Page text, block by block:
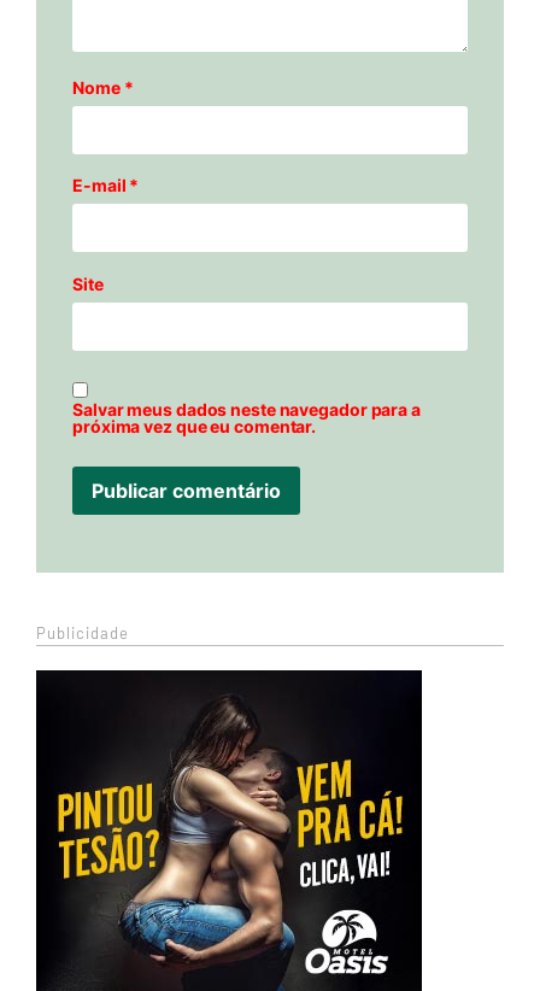
Nome *
E-mail *
Site
Salvar meus dados neste navegador para a
próxima vez que eu comentar.
Publicidade